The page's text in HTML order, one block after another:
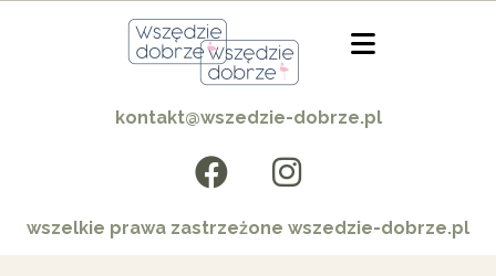
kontakt@wszedzie-dobrze.pl
wszelkie prawa zastrzeżone wszedzie-dobrze.pl